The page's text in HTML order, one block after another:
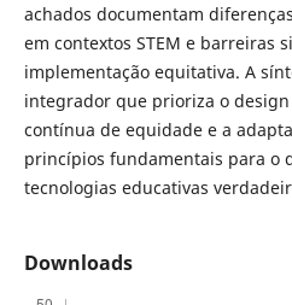
achados documentam
em contextos STEM e barreiras
implementação equitativa. A
integrador que prioriza o
contínua de equidade e a
princípios fundamentais para o
tecnologias educativas
Downloads